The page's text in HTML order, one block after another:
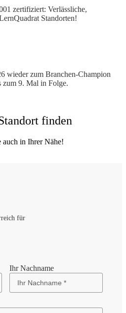
zertifiziert: Verlässliche,
Standorten!
wieder zum Branchen-Champion
zum 9. Mal in Folge.
finden
in Ihrer Nähe!
für
Ihr Nachname